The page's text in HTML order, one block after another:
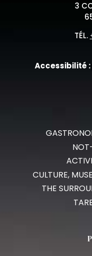
3
TÉL.
Accessibilité
CULTURE,
THE